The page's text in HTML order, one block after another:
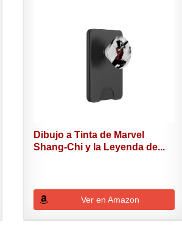
Dibujo a Tinta de Marvel
Shang-Chi y la Leyenda de...
Ver en Amazon